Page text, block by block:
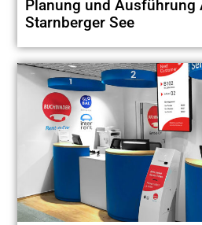
Planung und Ausführung
Starnberger See